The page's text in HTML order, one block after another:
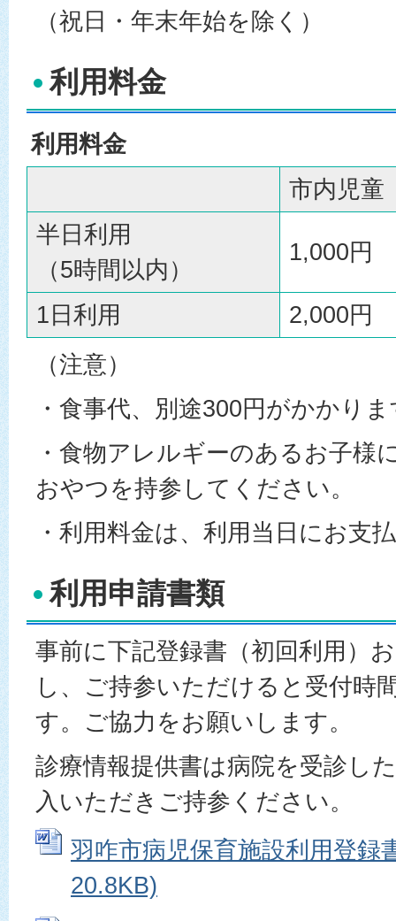
（祝日・年末年始を除く）
利用料金
利用料金
市内児童
半日利用
（5時間以内）
1,000円
1日利用
2,000円
（注意）
・食事代、別途300円がかかり
・食物アレルギーのあるお子様
おやつを持参してください。
・利用料金は、利用当日にお支
利用申請書類
事前に下記登録書（初回利用）
し、ご持参いただけると受付時
す。ご協力をお願いします。
診療情報提供書は病院を受診し
入いただきご持参ください。
羽咋市病児保育施設利用登録
20.8KB)